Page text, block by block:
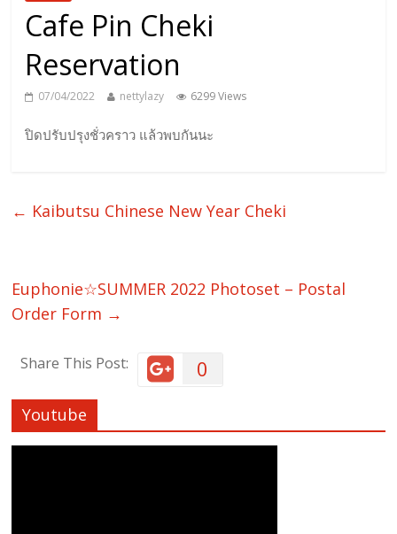
Cafe Pin Cheki
Reservation
07/04/2022 nettylazy 6299 Views
ปิดปรับปรุงชั่วคราว แล้วพบกันนะ
← Kaibutsu Chinese New Year Cheki
Euphonie☆SUMMER 2022 Photoset – Postal
Order Form →
Share This Post: 0
Youtube